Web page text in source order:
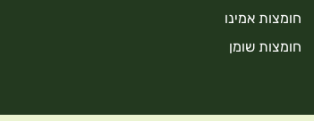
חומצות אמינו
חומצות שומן